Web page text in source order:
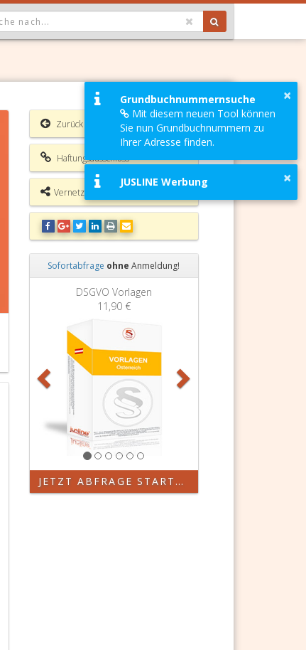
GEWÄHLTER WERT IST ALLE
Zurück
Haftungsausschluss
Vernetzungsmöglichkeiten
Sofortabfrage ohne Anmeldung!
DSGVO Vorlagen
11,90 €
Zurück
JETZT ABFRAGE STARTEN
×
Grundbuchnummernsuche
Mit diesem neuen Tool können
Sie nun Grundbuchnummern zu
Ihrer Adresse finden.
×
JUSLINE Werbung